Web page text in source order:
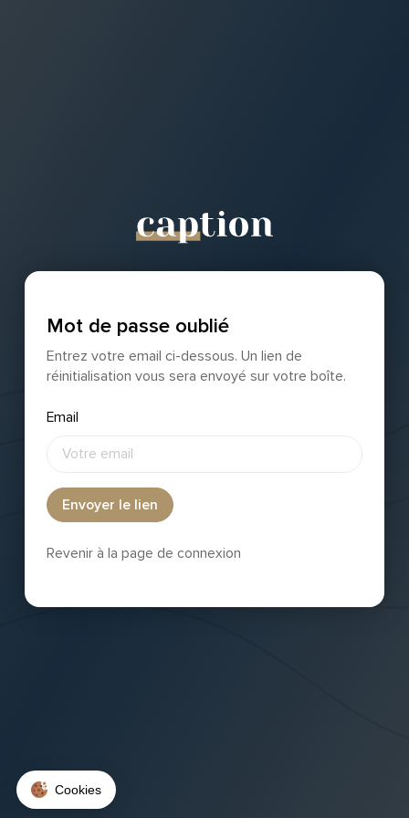
Mot de passe oublié
Entrez votre email ci-dessous. Un lien de
réinitialisation vous sera envoyé sur votre boîte.
Email
Envoyer le lien
Revenir à la page de connexion